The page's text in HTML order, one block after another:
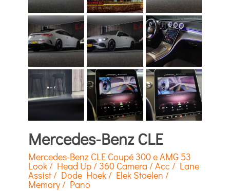
Mercedes-Benz CLE
Mercedes-Benz CLE Coupé 300 e AMG 53
Look / Head Up / 360 Camera / Acc / Lane
Assist / Dode Hoek / Elek Stoelen /
Memory / Pano